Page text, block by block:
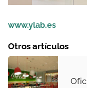
www.ylab.es
Otros artículos